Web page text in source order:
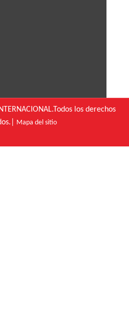
los derechos
Mapa del sitio